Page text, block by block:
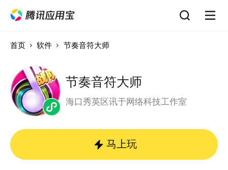
首页 软件 节奏音符大师
节奏音符大师
海口秀英区讯于网络科技工作室
马上玩